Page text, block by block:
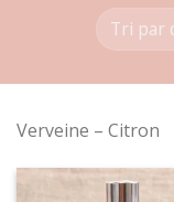
Verveine – Citron